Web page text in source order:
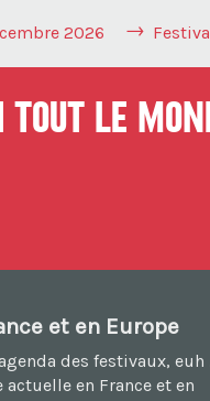
2026
tout le
et en Europe
des festivaux, euh
en France et en